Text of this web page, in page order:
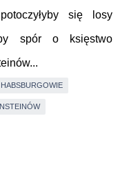
się losy
spór o księstwo
HABSBURGOWIE